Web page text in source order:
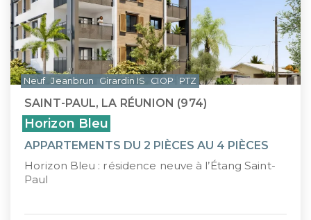
SAINT-PAUL, LA RÉUNION (974)
Horizon Bleu
APPARTEMENTS DU 2 PIÈCES AU 4 PIÈCES
Horizon Bleu : résidence neuve à l’Étang Saint-
Paul
Neuf Jeanbrun Girardin IS CIOP PTZ